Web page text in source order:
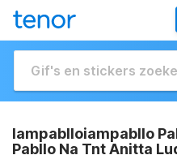
Iampablloiampabllo
Pabllo Na Tnt Anitta